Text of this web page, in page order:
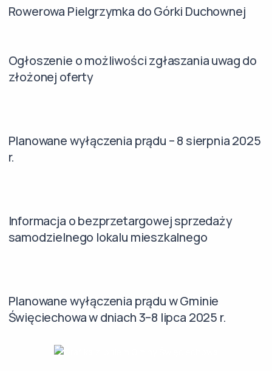
Rowerowa Pielgrzymka do Górki Duchownej
Ogłoszenie o możliwości zgłaszania uwag do
złożonej oferty
Planowane wyłączenia prądu – 8 sierpnia 2025
r.
Informacja o bezprzetargowej sprzedaży
samodzielnego lokalu mieszkalnego
Planowane wyłączenia prądu w Gminie
Święciechowa w dniach 3–8 lipca 2025 r.